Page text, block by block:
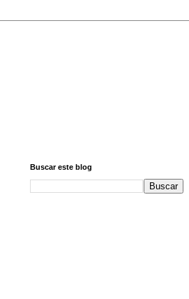
Buscar este blog